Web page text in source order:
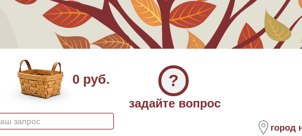
0 руб. ?
задайте вопрос
город